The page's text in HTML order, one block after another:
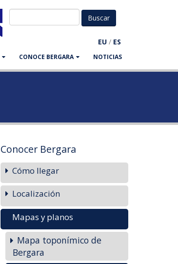
EU / ES
CONOCE BERGARA NOTICIAS
Conocer Bergara
Cómo llegar
Localización
Mapas y planos
Mapa toponímico de
Bergara